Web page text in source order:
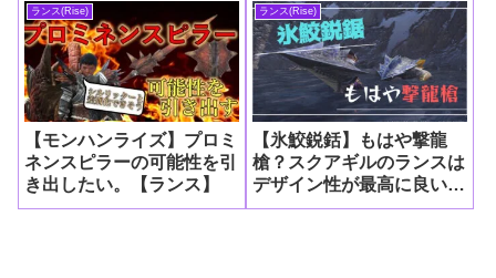
ランス(Rise)
【モンハンライズ】プロミ
ネンスピラーの可能性を引
き出したい。【ランス】
ランス(Rise)
【氷鮫鋭銛】もはや撃龍
槍？スクアギルのランスは
デザイン性が最高に良い！
成体個体のランスとは〇〇